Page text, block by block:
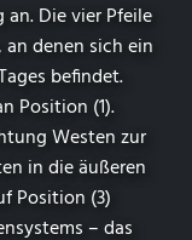
Die vier Pfeile
denen sich ein
befindet.
Position (1).
Westen zur
in die äußeren
Position (3)
– das